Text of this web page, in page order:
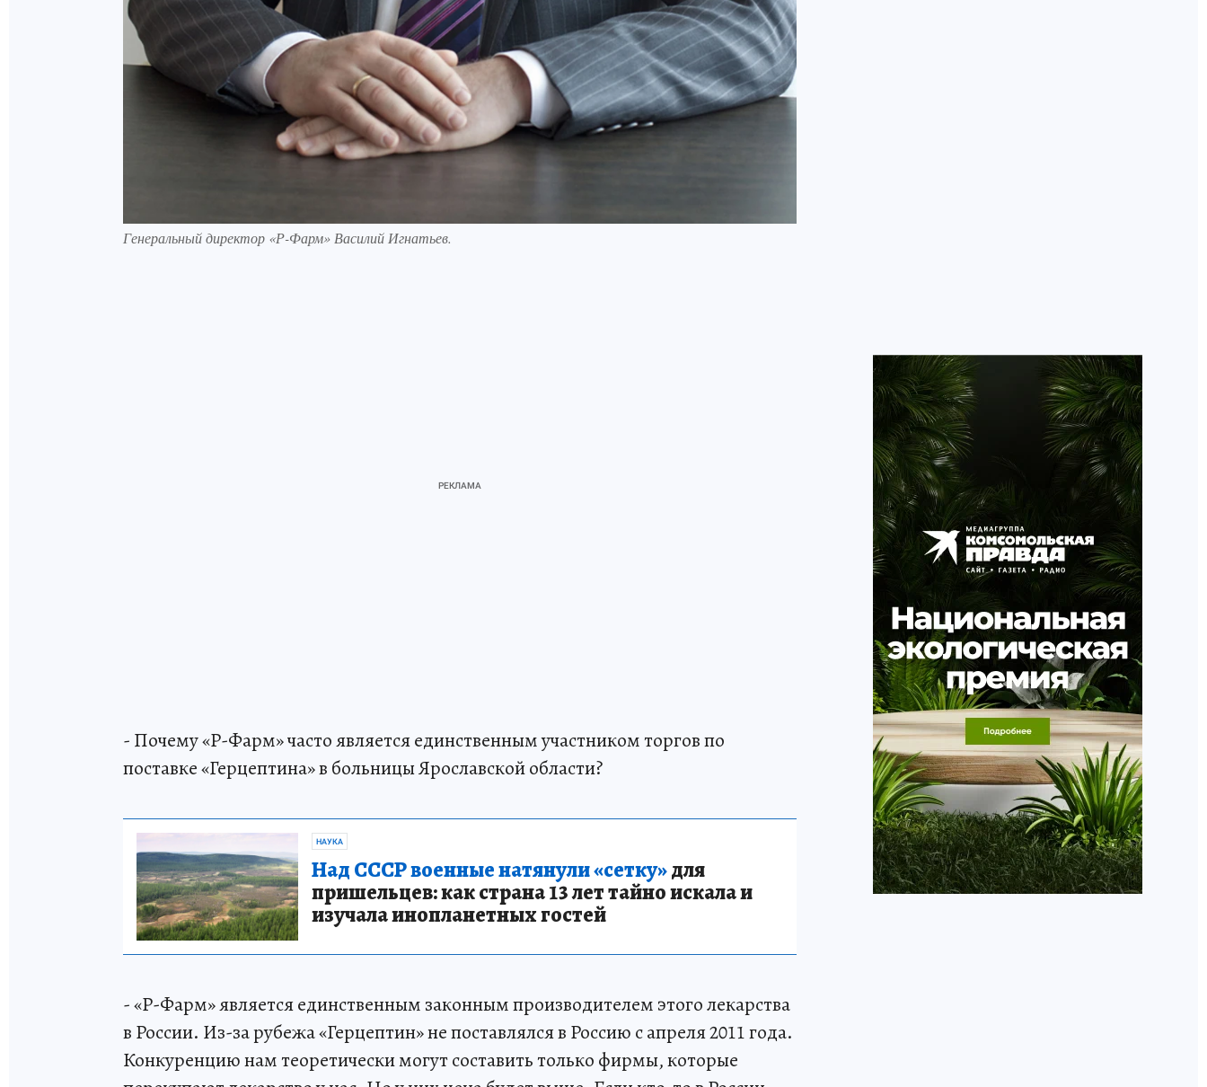
Генеральный директор «Р-Фарм» Василий Игнатьев.
- Почему «Р-Фарм» часто является единственным участником торгов по
поставке «Герцептина» в больницы Ярославской области?
НАУКА
Над СССР военные натянули «сетку»для
пришельцев: как страна 13 лет тайно искала и
изучала инопланетных гостей
- «Р-Фарм» является единственным законным производителем этого лекарства
в России. Из-за рубежа «Герцептин» не поставлялся в Россию с апреля 2011 года.
Конкуренцию нам теоретически могут составить только фирмы, которые